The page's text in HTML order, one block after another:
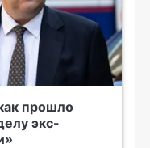
прошло
экс-